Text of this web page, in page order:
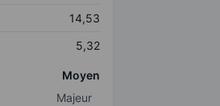
14,53
5,32
Moyen
Majeur